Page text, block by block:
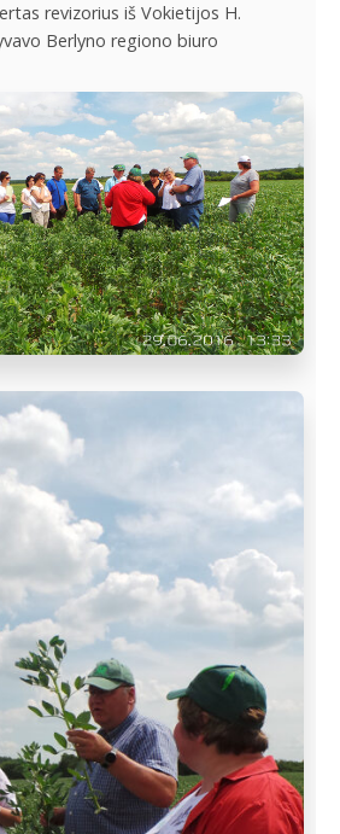
revizorius iš Vokietijos H.
Berlyno regiono biuro